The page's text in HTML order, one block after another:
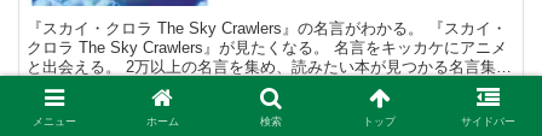
『スカイ・クロラ The Sky Crawlers』の名言がわかる。 『スカイ・
クロラ The Sky Crawlers』が見たくなる。 名言をキッカケにアニメ
と出会える。 2万以上の名言を集め、読みたい本が見つかる名言集ブ
ログでお馴染みの...
アニメの名言 『映画クレヨンしんちゃん』の笑
メニュー ホーム 検索 トップ サイドバー